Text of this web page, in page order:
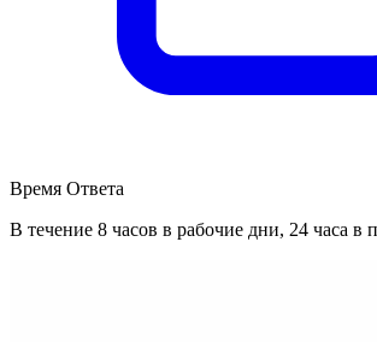
Время Ответа
В течение 8 часов в рабочие дни, 24 часа в